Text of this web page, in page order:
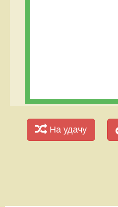
На удачу